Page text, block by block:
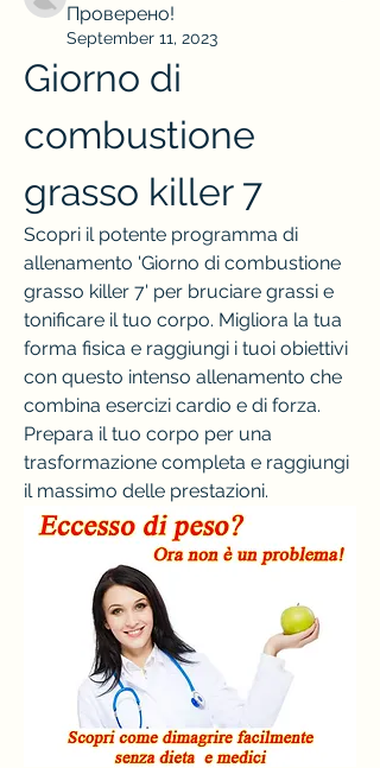
Проверено!
September 11, 2023
Giorno di
combustione
grasso killer 7
Scopri il potente programma di
allenamento 'Giorno di combustione
grasso killer 7' per bruciare grassi e
tonificare il tuo corpo. Migliora la tua
forma fisica e raggiungi i tuoi obiettivi
con questo intenso allenamento che
combina esercizi cardio e di forza.
Prepara il tuo corpo per una
trasformazione completa e raggiungi
il massimo delle prestazioni.